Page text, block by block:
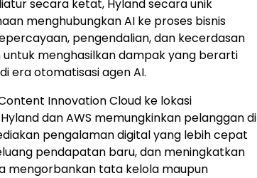
secara ketat, Hyland secara unik
menghubungkan AI ke proses bisnis
pengendalian, dan kecerdasan
menghasilkan dampak yang berarti
era otomatisasi agen AI.
Innovation Cloud ke lokasi
dan AWS memungkinkan pelanggan di
pengalaman digital yang lebih cepat
pendapatan baru, dan meningkatkan
mengorbankan tata kelola maupun